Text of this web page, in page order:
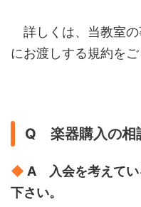
詳しくは、当教室の
にお渡しする規約をご
Q 楽器購入の相
◆ A 入会を考えてい
下さい。